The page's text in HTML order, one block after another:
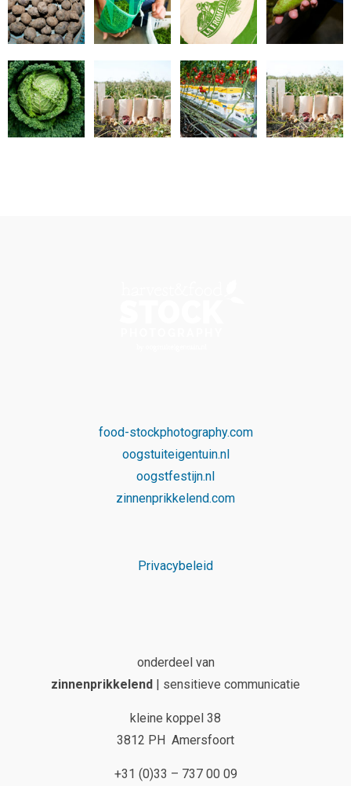
food-stockphotography.com
oogstuiteigentuin.nl
oogstfestijn.nl
zinnenprikkelend.com
Privacybeleid
onderdeel van
zinnenprikkelend
| sensitieve communicatie
kleine koppel 38
3812 PH Amersfoort
+31 (0)33 – 737 00 09